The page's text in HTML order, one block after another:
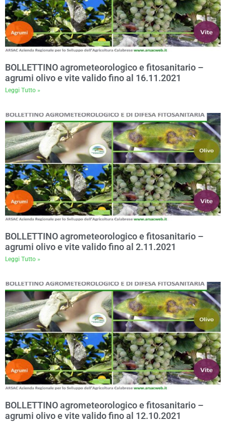
BOLLETTINO agrometeorologico e fitosanitario –
agrumi olivo e vite valido fino al 16.11.2021
Leggi Tutto »
BOLLETTINO agrometeorologico e fitosanitario –
agrumi olivo e vite valido fino al 2.11.2021
Leggi Tutto »
BOLLETTINO agrometeorologico e fitosanitario –
agrumi olivo e vite valido fino al 12.10.2021